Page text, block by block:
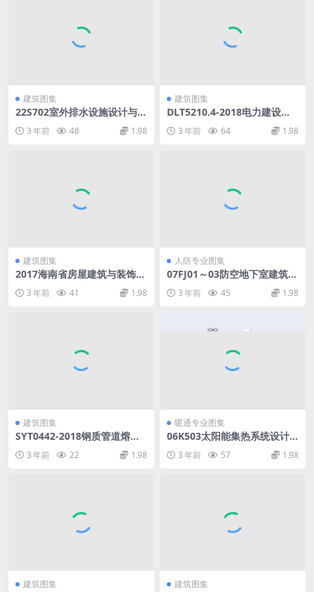
建筑图集
22S702室外排水设施设计与施
工-钢筋混凝土化粪池（彩色O
CR带书签）.pdf
3 年前 48 1.98
建筑图集
DLT5210.4-2018电力建设施
工质量验收规程第4部分：热
工仪表及控制装置.pdf
3 年前 64 1.98
建筑图集
2017海南省房屋建筑与装饰工
3 年前 41 1.98
人防专业图集
07FJ01～03防空地下室建筑设
3 年前 45 1.98
建筑图集
SYT0442-2018钢质管道熔结
(1).pdf
3 年前 22 1.98
暖通专业图集
06K503太阳能集热系统设计
3 年前 57 1.98
建筑图集 建筑图集